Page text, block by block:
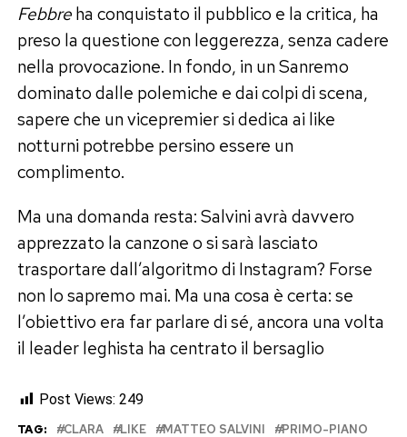
Febbreha conquistato il pubblico e la critica, ha
preso la questione con leggerezza, senza cadere
nella provocazione. In fondo, in un Sanremo
dominato dalle polemiche e dai colpi di scena,
sapere che un vicepremier si dedica ai like
notturni potrebbe persino essere un
complimento.
Ma una domanda resta: Salvini avrà davvero
apprezzato la canzone o si sarà lasciato
trasportare dall’algoritmo di Instagram? Forse
non lo sapremo mai. Ma una cosa è certa: se
l’obiettivo era far parlare di sé, ancora una volta
il leader leghista ha centrato il bersaglio
Post Views: 249
TAG: CLARA LIKE MATTEO SALVINI
PRIMO-PIANO